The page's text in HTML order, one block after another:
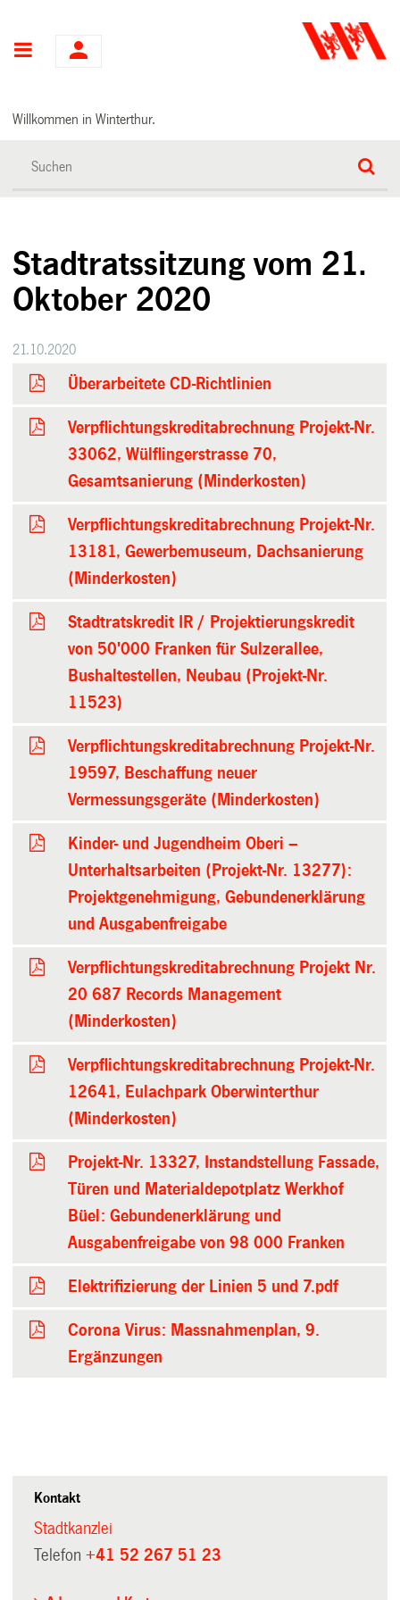
Hauptnavigation
Willkommen in Winterthur.
Stadtratssitzung vom 21.
Oktober 2020
21.10.2020
Überarbeitete CD-Richtlinien
Verpflichtungskreditabrechnung Projekt-Nr.
33062, Wülflingerstrasse 70,
Gesamtsanierung (Minderkosten)
Verpflichtungskreditabrechnung Projekt-Nr.
13181, Gewerbemuseum, Dachsanierung
(Minderkosten)
Stadtratskredit IR / Projektierungskredit
von 50'000 Franken für Sulzerallee,
Bushaltestellen, Neubau (Projekt-Nr.
11523)
Verpflichtungskreditabrechnung Projekt-Nr.
19597, Beschaffung neuer
Vermessungsgeräte (Minderkosten)
Kinder- und Jugendheim Oberi –
Unterhaltsarbeiten (Projekt-Nr. 13277):
Projektgenehmigung, Gebundenerklärung
und Ausgabenfreigabe
Verpflichtungskreditabrechnung Projekt Nr.
20 687 Records Management
(Minderkosten)
Verpflichtungskreditabrechnung Projekt-Nr.
12641, Eulachpark Oberwinterthur
(Minderkosten)
Projekt-Nr. 13327, Instandstellung Fassade,
Türen und Materialdepotplatz Werkhof
Büel: Gebundenerklärung und
Ausgabenfreigabe von 98 000 Franken
Elektrifizierung der Linien 5 und 7.pdf
Corona Virus: Massnahmenplan, 9.
Ergänzungen
Kontakt
Stadtkanzlei
Telefon+41 52 267 51 23